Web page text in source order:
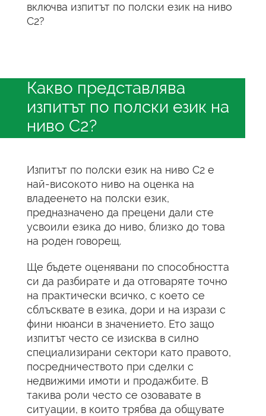
включва изпитът по полски език на ниво
C2?
Какво представлява
изпитът по полски език на
ниво C2?
Изпитът по полски език на ниво C2 е
най-високото ниво на оценка на
владеенето на полски език,
предназначено да прецени дали сте
усвоили езика до ниво, близко до това
на роден говорещ.
Ще бъдете оценявани по способността
си да разбирате и да отговаряте точно
на практически всичко, с което се
сблъсквате в езика, дори и на изрази с
фини нюанси в значението. Ето защо
изпитът често се изисква в силно
специализирани сектори като правото,
посредничеството при сделки с
недвижими имоти и продажбите. В
такива роли често се озовавате в
ситуации, в които трябва да общувате